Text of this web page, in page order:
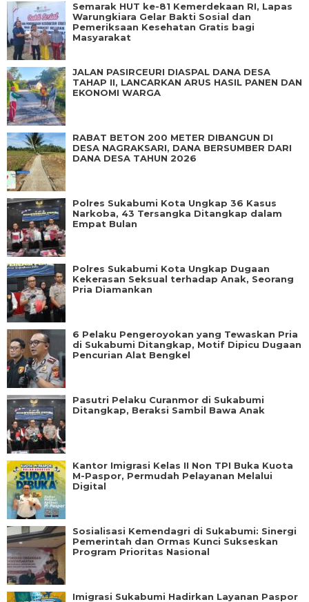
Semarak HUT ke-81 Kemerdekaan RI, Lapas
Warungkiara Gelar Bakti Sosial dan
Pemeriksaan Kesehatan Gratis bagi
Masyarakat
JALAN PASIRCEURI DIASPAL DANA DESA
TAHAP II, LANCARKAN ARUS HASIL PANEN DAN
EKONOMI WARGA
RABAT BETON 200 METER DIBANGUN DI
DESA NAGRAKSARI, DANA BERSUMBER DARI
DANA DESA TAHUN 2026
Polres Sukabumi Kota Ungkap 36 Kasus
Narkoba, 43 Tersangka Ditangkap dalam
Empat Bulan
Polres Sukabumi Kota Ungkap Dugaan
Kekerasan Seksual terhadap Anak, Seorang
Pria Diamankan
6 Pelaku Pengeroyokan yang Tewaskan Pria
di Sukabumi Ditangkap, Motif Dipicu Dugaan
Pencurian Alat Bengkel
Pasutri Pelaku Curanmor di Sukabumi
Ditangkap, Beraksi Sambil Bawa Anak
Kantor Imigrasi Kelas II Non TPI Buka Kuota
M-Paspor, Permudah Pelayanan Melalui
Digital
Sosialisasi Kemendagri di Sukabumi: Sinergi
Pemerintah dan Ormas Kunci Sukseskan
Program Prioritas Nasional
Imigrasi Sukabumi Hadirkan Layanan Paspor